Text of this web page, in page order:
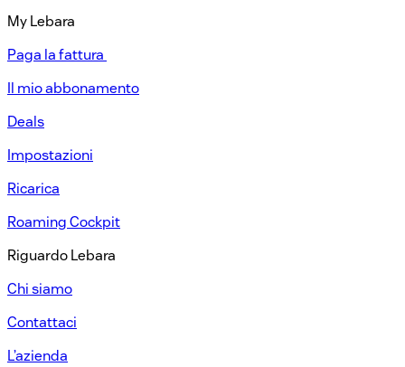
My Lebara
Paga la fattura ​
Il mio abbonamento​
Deals
Impostazioni​
Ricarica​
Roaming Cockpit​
Riguardo Lebara​
Chi siamo​
Contattaci​
L’azienda​